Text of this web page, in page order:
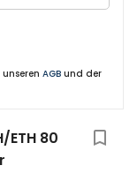
AGB und der
ETH 80